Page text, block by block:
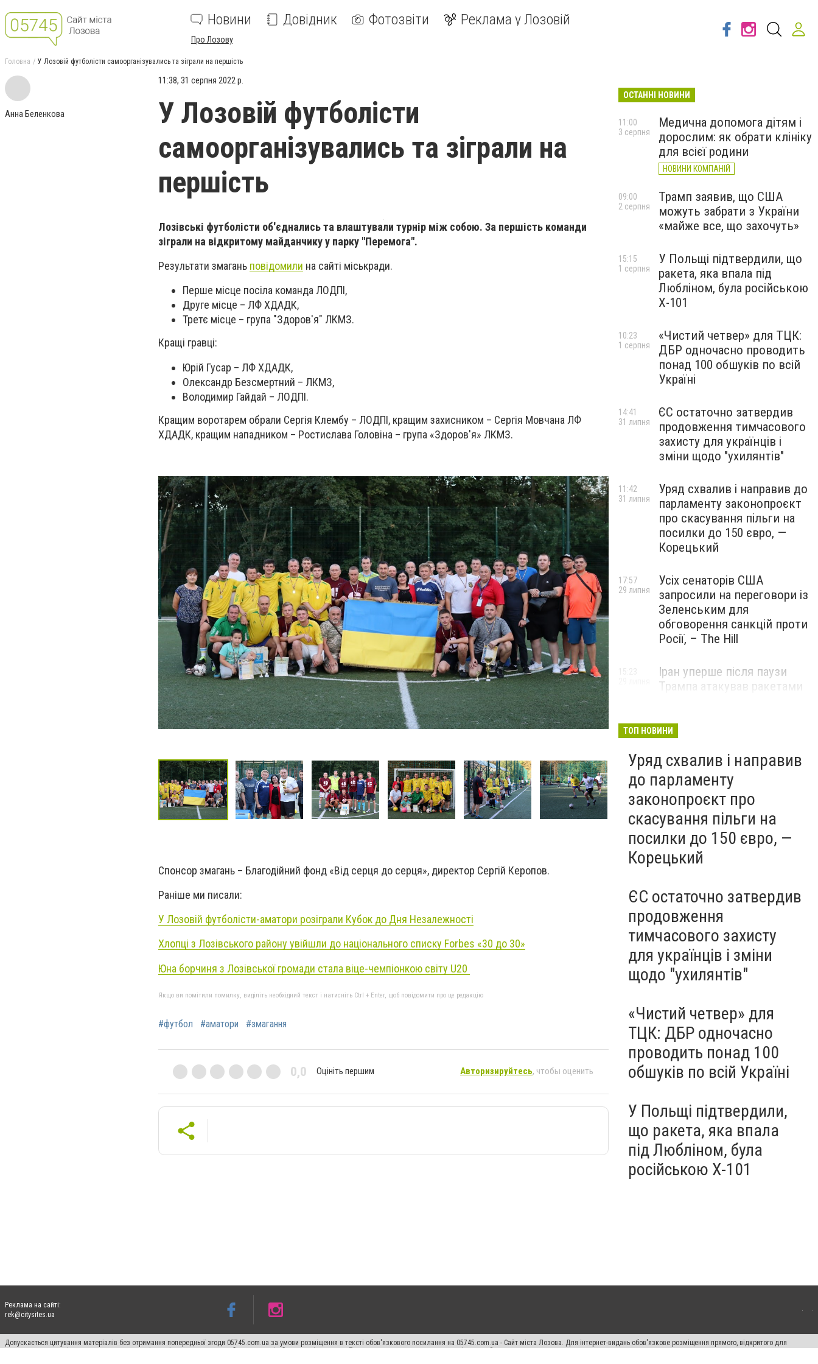
Новини Довідник Фотозвіти Реклама у Лозовій
Про Лозову
Головна У Лозовій футболісти самоорганізувались та зіграли на першість
Анна Беленкова
11:38, 31 серпня 2022 р.
У Лозовій футболісти
самоорганізувались та зіграли на
першість
Лозівські футболісти об'єднались та влаштували турнір між собою. За першість команди
зіграли на відкритому майданчику у парку "Перемога".
Результати змагань повідомили на сайті міськради.
Перше місце посіла команда ЛОДПІ,
Друге місце – ЛФ ХДАДК,
Третє місце – група "Здоров'я" ЛКМЗ.
Кращі гравці:
Юрій Гусар – ЛФ ХДАДК,
Олександр Безсмертний – ЛКМЗ,
Володимир Гайдай – ЛОДПІ.
Кращим воротарем обрали Сергія Клембу – ЛОДПІ, кращим захисником – Сергія Мовчана ЛФ
ХДАДК, кращим нападником – Ростислава Головіна – група «Здоров'я» ЛКМЗ.
Спонсор змагань – Благодійний фонд «Від серця до серця», директор Сергій Керопов.
Раніше ми писали:
У Лозовій футболісти-аматори розіграли Кубок до Дня Незалежності
Хлопці з Лозівського району увійшли до національного списку Forbes «30 до 30»
Юна борчиня з Лозівської громади стала віце-чемпіонкою світу U20
Якщо ви помітили помилку, виділіть необхідний текст і натисніть Ctrl + Enter, щоб повідомити про це редакцію
#футбол #аматори #змагання
0,0 Оцініть першим Авторизируйтесь, чтобы оценить
ОСТАННІ НОВИНИ
Медична допомога дітям і
дорослим: як обрати клініку
для всієї родини
НОВИНИ КОМПАНІЙ
11:00
3 серпня
Трамп заявив, що США
можуть забрати з України
«майже все, що захочуть»
09:00
2 серпня
У Польщі підтвердили, що
ракета, яка впала під
Любліном, була російською
Х-101
15:15
1 серпня
«Чистий четвер» для ТЦК:
ДБР одночасно проводить
понад 100 обшуків по всій
Україні
10:23
1 серпня
ЄС остаточно затвердив
продовження тимчасового
захисту для українців і
зміни щодо "ухилянтів"
14:41
31 липня
Уряд схвалив і направив до
парламенту законопроєкт
про скасування пільги на
посилки до 150 євро, —
Корецький
11:42
31 липня
Усіх сенаторів США
запросили на переговори із
Зеленським для
обговорення санкцій проти
Росії, – The Hill
17:57
29 липня
Іран уперше після паузи
Трампа атакував ракетами
15:23
ТОП НОВИНИ
Уряд схвалив і направив
до парламенту
законопроєкт про
скасування пільги на
посилки до 150 євро, —
Корецький
ЄС остаточно затвердив
продовження
тимчасового захисту
для українців і зміни
щодо "ухилянтів"
«Чистий четвер» для
ТЦК: ДБР одночасно
проводить понад 100
обшуків по всій Україні
У Польщі підтвердили,
що ракета, яка впала
під Любліном, була
російською Х-101
Реклама на сайті:
rek@citysites.ua
Допускається цитування матеріалів без отримання попередньої згоди 05745.com.ua за умови розміщення в тексті обов'язкового посилання на 05745.com.ua - Сайт міста Лозова. Для інтернет-видань обов'язкове розміщення прямого, відкритого для
пошукових систем гіперпосилання на цитовані статті не нижче другого абзацу в тексті або в якості джерела. Порушення виняткових прав переслідується Законом.